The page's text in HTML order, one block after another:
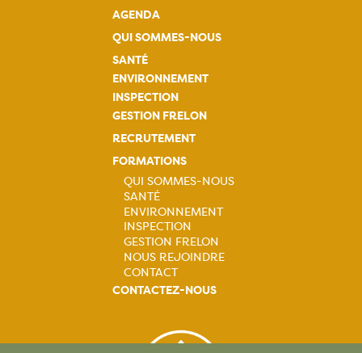
AGENDA
QUI SOMMES-NOUS
SANTÉ
ENVIRONNEMENT
INSPECTION
GESTION FRELON
RECRUTEMENT
FORMATIONS
Navigation
principale
QUI SOMMES-NOUS
SANTÉ
ENVIRONNEMENT
INSPECTION
GESTION FRELON
NOUS REJOINDRE
CONTACT
CONTACTEZ-NOUS